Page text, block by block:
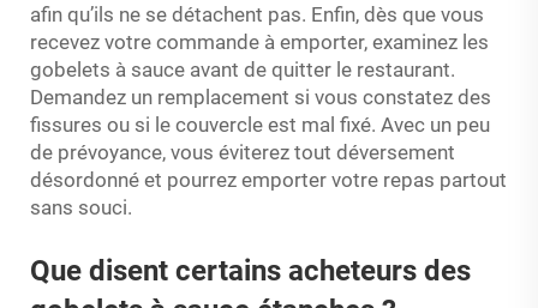
afin qu’ils ne se détachent pas. Enfin, dès que vous
recevez votre commande à emporter, examinez les
gobelets à sauce avant de quitter le restaurant.
Demandez un remplacement si vous constatez des
fissures ou si le couvercle est mal fixé. Avec un peu
de prévoyance, vous éviterez tout déversement
désordonné et pourrez emporter votre repas partout
sans souci.
Que disent certains acheteurs des